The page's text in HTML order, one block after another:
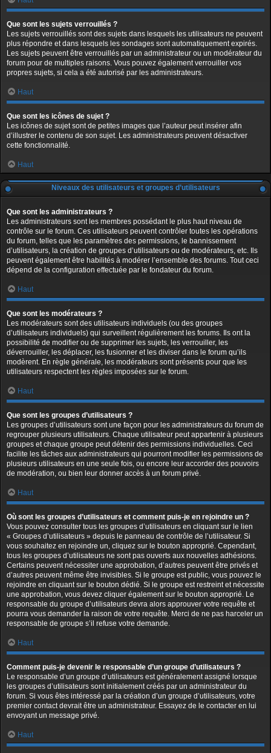
Que sont les sujets verrouillés ?
Les sujets verrouillés sont des sujets dans lesquels les utilisateurs ne peuvent
plus répondre et dans lesquels les sondages sont automatiquement expirés.
Les sujets peuvent être verrouillés par un administrateur ou un modérateur du
forum pour de multiples raisons. Vous pouvez également verrouiller vos
propres sujets, si cela a été autorisé par les administrateurs.
Haut
Que sont les icônes de sujet ?
Les icônes de sujet sont de petites images que l’auteur peut insérer afin
d’illustrer le contenu de son sujet. Les administrateurs peuvent désactiver
cette fonctionnalité.
Haut
Niveaux des utilisateurs et groupes d’utilisateurs
Que sont les administrateurs ?
Les administrateurs sont les membres possédant le plus haut niveau de
contrôle sur le forum. Ces utilisateurs peuvent contrôler toutes les opérations
du forum, telles que les paramètres des permissions, le bannissement
d’utilisateurs, la création de groupes d’utilisateurs ou de modérateurs, etc. Ils
peuvent également être habilités à modérer l’ensemble des forums. Tout ceci
dépend de la configuration effectuée par le fondateur du forum.
Haut
Que sont les modérateurs ?
Les modérateurs sont des utilisateurs individuels (ou des groupes
d’utilisateurs individuels) qui surveillent régulièrement les forums. Ils ont la
possibilité de modifier ou de supprimer les sujets, les verrouiller, les
déverrouiller, les déplacer, les fusionner et les diviser dans le forum qu’ils
modèrent. En règle générale, les modérateurs sont présents pour que les
utilisateurs respectent les règles imposées sur le forum.
Haut
Que sont les groupes d’utilisateurs ?
Les groupes d’utilisateurs sont une façon pour les administrateurs du forum de
regrouper plusieurs utilisateurs. Chaque utilisateur peut appartenir à plusieurs
groupes et chaque groupe peut détenir des permissions individuelles. Ceci
facilite les tâches aux administrateurs qui pourront modifier les permissions de
plusieurs utilisateurs en une seule fois, ou encore leur accorder des pouvoirs
de modération, ou bien leur donner accès à un forum privé.
Haut
Où sont les groupes d’utilisateurs et comment puis-je en rejoindre un ?
Vous pouvez consulter tous les groupes d’utilisateurs en cliquant sur le lien
« Groupes d’utilisateurs » depuis le panneau de contrôle de l’utilisateur. Si
vous souhaitez en rejoindre un, cliquez sur le bouton approprié. Cependant,
tous les groupes d’utilisateurs ne sont pas ouverts aux nouvelles adhésions.
Certains peuvent nécessiter une approbation, d’autres peuvent être privés et
d’autres peuvent même être invisibles. Si le groupe est public, vous pouvez le
rejoindre en cliquant sur le bouton dédié. Si le groupe est restreint et nécessite
une approbation, vous devez cliquer également sur le bouton approprié. Le
responsable du groupe d’utilisateurs devra alors approuver votre requête et
pourra vous demander la raison de votre requête. Merci de ne pas harceler un
responsable de groupe s’il refuse votre demande.
Haut
Comment puis-je devenir le responsable d’un groupe d’utilisateurs ?
Le responsable d’un groupe d’utilisateurs est généralement assigné lorsque
les groupes d’utilisateurs sont initialement créés par un administrateur du
forum. Si vous êtes intéressé par la création d’un groupe d’utilisateurs, votre
premier contact devrait être un administrateur. Essayez de le contacter en lui
envoyant un message privé.
Haut